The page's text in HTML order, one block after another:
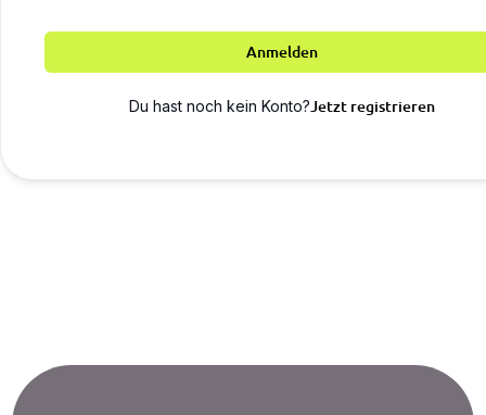
Anmelden
Du hast noch kein Konto?Jetzt registrieren